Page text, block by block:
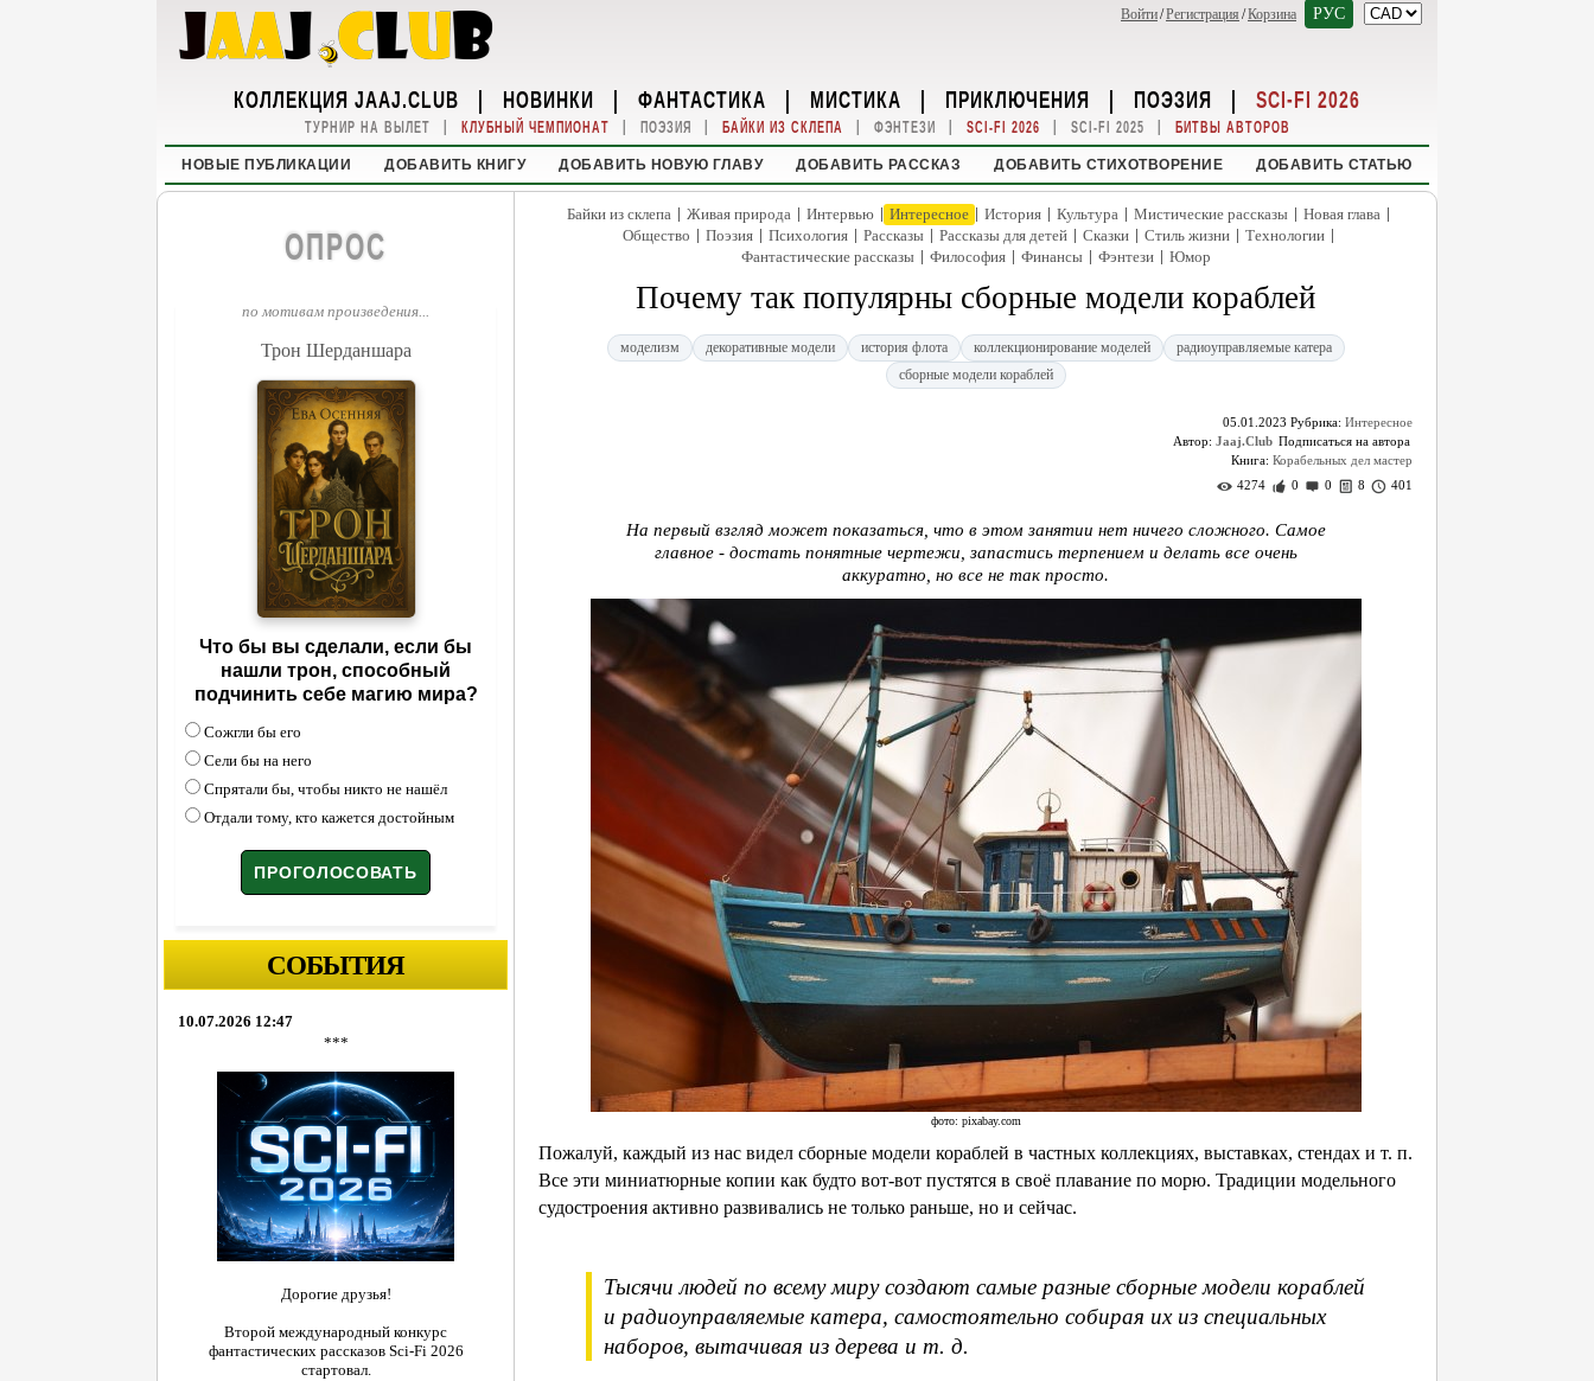
Войти/Регистрация /Корзина РУС
КОЛЛЕКЦИЯ JAAJ.CLUB | НОВИНКИ | ФАНТАСТИКА | МИСТИКА | ПРИКЛЮЧЕНИЯ | ПОЭЗИЯ | SCI-FI 2026
ТУРНИР НА ВЫЛЕТ | КЛУБНЫЙ ЧЕМПИОНАТ | ПОЭЗИЯ | БАЙКИ ИЗ СКЛЕПА | ФЭНТЕЗИ | SCI-FI 2026 | SCI-FI 2025 | БИТВЫ АВТОРОВ
НОВЫЕ ПУБЛИКАЦИИ ДОБАВИТЬ КНИГУ ДОБАВИТЬ НОВУЮ ГЛАВУ ДОБАВИТЬ РАССКАЗ ДОБАВИТЬ СТИХОТВОРЕНИЕ ДОБАВИТЬ СТАТЬЮ
ОПРОС
по мотивам произведения...
Трон Шерданшара
Что бы вы сделали, если бы
нашли трон, способный
подчинить себе магию мира?
Сожгли бы его
Сели бы на него
Спрятали бы, чтобы никто не нашёл
Отдали тому, кто кажется достойным
СОБЫТИЯ
10.07.2026 12:47
***
Дорогие друзья!
Второй международный конкурс
фантастических рассказов Sci-Fi 2026
стартовал.
Байки из склепа | Живая природа | Интервью | Интересное | История | Культура | Мистические рассказы | Новая глава |
Общество | Поэзия | Психология | Рассказы | Рассказы для детей | Сказки | Стиль жизни | Технологии |
Фантастические рассказы | Философия | Финансы | Фэнтези | Юмор
Почему так популярны сборные модели кораблей
моделизм декоративные модели история флота коллекционирование моделей
радиоуправляемые катера
сборные модели кораблей
05.01.2023 Рубрика: Интересное
Автор: Jaaj.Club
Книга: Корабельных дел мастер
4274
0 0 8 401
На первый взгляд может показаться, что в этом занятии нет ничего сложного. Самое
главное - достать понятные чертежи, запастись терпением и делать все очень
аккуратно, но все не так просто.
фото: pixabay.com
Пожалуй, каждый из нас видел сборные модели кораблей в частных коллекциях, выставках, стендах и т. п.
Все эти миниатюрные копии как будто вот-вот пустятся в своё плавание по морю. Традиции модельного
судостроения активно развивались не только раньше, но и сейчас.
Тысячи людей по всему миру создают самые разные сборные модели кораблей
и радиоуправляемые катера, самостоятельно собирая их из специальных
наборов, вытачивая из дерева и т. д.